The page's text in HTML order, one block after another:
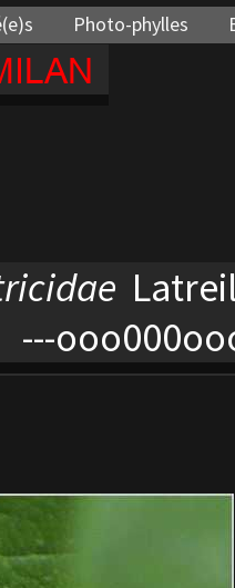
Photo-phylles
---